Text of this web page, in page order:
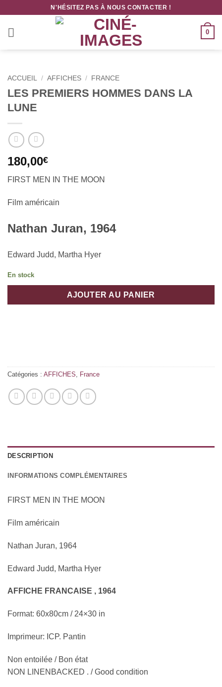
contenu
N'HÉSITEZ PAS À NOUS CONTACTER !
0
ACCUEIL / AFFICHES / FRANCE
LES PREMIERS HOMMES DANS LA
LUNE
180,00€
FIRST MEN IN THE MOON
Film américain
Nathan Juran, 1964
Edward Judd, Martha Hyer
En stock
AJOUTER AU PANIER
Catégories : AFFICHES, France
DESCRIPTION
INFORMATIONS COMPLÉMENTAIRES
FIRST MEN IN THE MOON
Film américain
Nathan Juran, 1964
Edward Judd, Martha Hyer
AFFICHE FRANCAISE , 1964
Format: 60x80cm / 24×30 in
Imprimeur: ICP. Pantin
Non entoilée / Bon état
NON LINENBACKED . / Good condition